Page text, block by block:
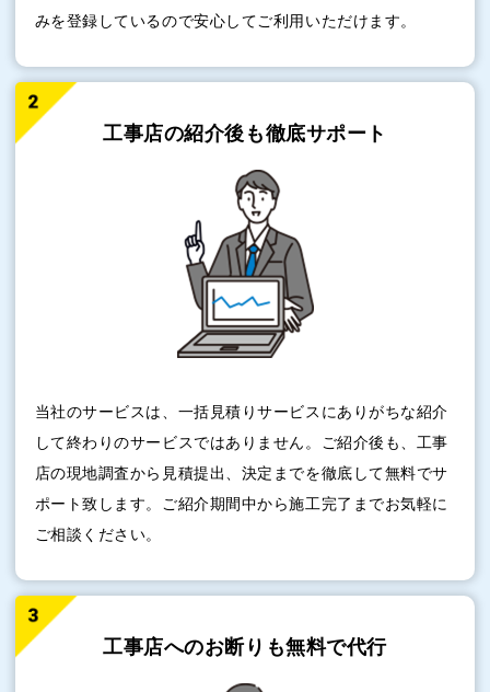
みを登録しているので安心してご利用いただけます。
工事店の紹介後も徹底サポート
当社のサービスは、一括見積りサービスにありがちな紹介
して終わりのサービスではありません。ご紹介後も、工事
店の現地調査から見積提出、決定までを徹底して無料でサ
ポート致します。ご紹介期間中から施工完了までお気軽に
ご相談ください。
工事店へのお断りも無料で代行